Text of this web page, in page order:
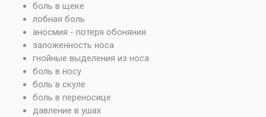
боль в щеке
лобная боль
аносмия - потеря обоняния
заложенность носа
гнойные выделения из носа
боль в носу
боль в скуле
боль в переносице
давление в ушах